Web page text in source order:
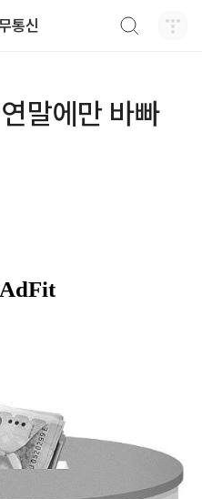
통신
말에만 바빠